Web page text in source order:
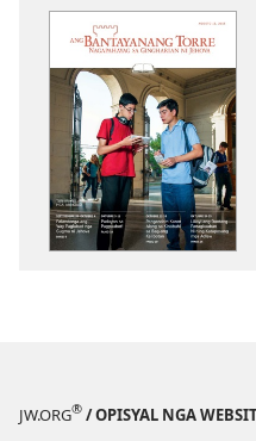
JW.ORG® / OPISYAL NGA